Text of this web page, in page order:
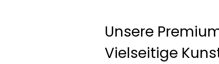
Unsere
Vielseitige